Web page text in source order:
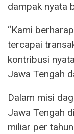
dampak nyata
“Kami
tercapai
kontribusi
Jawa Tengah
Dalam misi
Jawa Tengah
miliar per